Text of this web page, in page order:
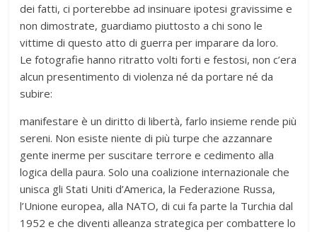
dei fatti, ci porterebbe ad insinuare ipotesi gravissime e
non dimostrate, guardiamo piuttosto a chi sono le
vittime di questo atto di guerra per imparare da loro.
Le fotografie hanno ritratto volti forti e festosi, non c’era
alcun presentimento di violenza né da portare né da
subire:
manifestare è un diritto di libertà, farlo insieme rende più
sereni. Non esiste niente di più turpe che azzannare
gente inerme per suscitare terrore e cedimento alla
logica della paura. Solo una coalizione internazionale che
unisca gli Stati Uniti d’America, la Federazione Russa,
l’Unione europea, alla NATO, di cui fa parte la Turchia dal
1952 e che diventi alleanza strategica per combattere lo